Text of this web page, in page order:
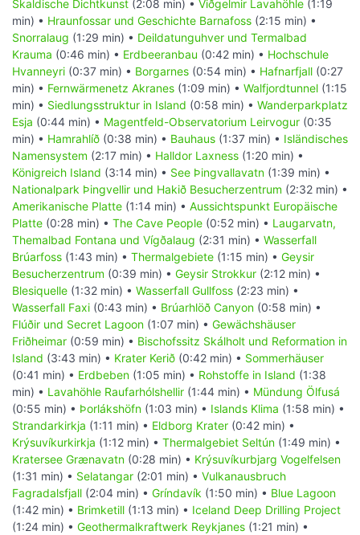
Skaldische Dichtkunst (2:08 min) • Viðgelmir Lavahöhle (1:19
min) • Hraunfossar und Geschichte Barnafoss (2:15 min) •
Snorralaug (1:29 min) • Deildatunguhver und Termalbad
Krauma (0:46 min) • Erdbeeranbau (0:42 min) • Hochschule
Hvanneyri (0:37 min) • Borgarnes (0:54 min) • Hafnarfjall (0:27
min) • Fernwärmenetz Akranes (1:09 min) • Walfjordtunnel (1:15
min) • Siedlungsstruktur in Island (0:58 min) • Wanderparkplatz
Esja (0:44 min) • Magentfeld-Observatorium Leirvogur (0:35
min) • Hamrahlíð (0:38 min) • Bauhaus (1:37 min) • Isländisches
Namensystem (2:17 min) • Halldor Laxness (1:20 min) •
Königreich Island (3:14 min) • See Þingvallavatn (1:39 min) •
Nationalpark Þingvellir und Hakið Besucherzentrum (2:32 min) •
Amerikanische Platte (1:14 min) • Aussichtspunkt Europäische
Platte (0:28 min) • The Cave People (0:52 min) • Laugarvatn,
Themalbad Fontana und Vígðalaug (2:31 min) • Wasserfall
Brúarfoss (1:43 min) • Thermalgebiete (1:15 min) • Geysir
Besucherzentrum (0:39 min) • Geysir Strokkur (2:12 min) •
Blesiquelle (1:32 min) • Wasserfall Gullfoss (2:23 min) •
Wasserfall Faxi (0:43 min) • Brúarhlöð Canyon (0:58 min) •
Flúðir und Secret Lagoon (1:07 min) • Gewächshäuser
Friðheimar (0:59 min) • Bischofssitz Skálholt und Reformation in
Island (3:43 min) • Krater Kerið (0:42 min) • Sommerhäuser
(0:41 min) • Erdbeben (1:05 min) • Rohstoffe in Island (1:38
min) • Lavahöhle Raufarhólshellir (1:44 min) • Mündung Ölfusá
(0:55 min) • Þorlákshöfn (1:03 min) • Islands Klima (1:58 min) •
Strandarkirkja (1:11 min) • Eldborg Krater (0:42 min) •
Krýsuvíkurkirkja (1:12 min) • Thermalgebiet Seltún (1:49 min) •
Kratersee Grænavatn (0:28 min) • Krýsuvíkurbjarg Vogelfelsen
(1:31 min) • Selatangar (2:01 min) • Vulkanausbruch
Fagradalsfjall (2:04 min) • Gríndavík (1:50 min) • Blue Lagoon
(1:42 min) • Brimketill (1:13 min) • Iceland Deep Drilling Project
(1:24 min) • Geothermalkraftwerk Reykjanes (1:21 min) •